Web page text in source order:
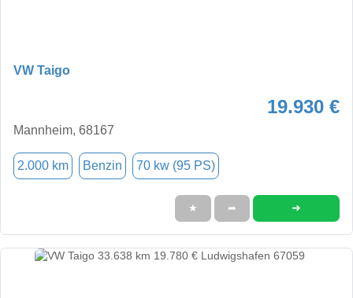
VW Taigo
19.930 €
Mannheim, 68167
2.000 km Benzin 70 kw (95 PS)
★ ➦ ➜